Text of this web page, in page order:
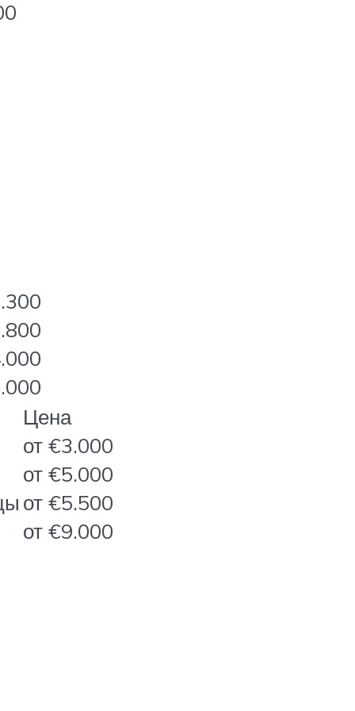
Цена
от €3.000
от €5.000
от €5.500
от €9.000